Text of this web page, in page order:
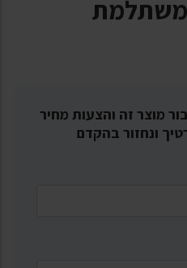
מוצר זה והצעות מחיר
ונחזור בהקדם